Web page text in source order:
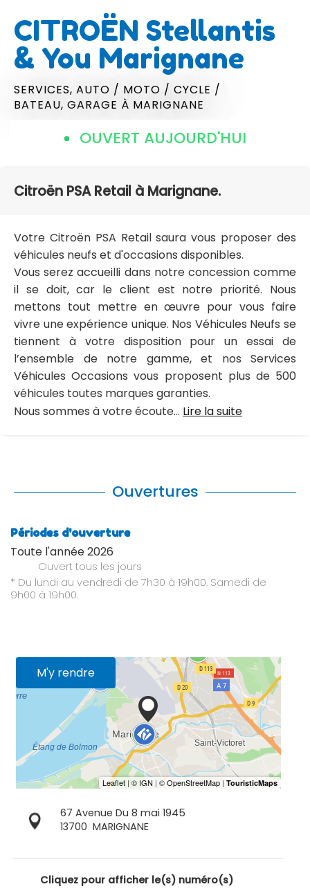
CITROËN Stellantis
& You Marignane
SERVICES, AUTO / MOTO / CYCLE /
BATEAU, GARAGE À MARIGNANE
OUVERT AUJOURD'HUI
Citroën PSA Retail à Marignane.
Votre Citroën PSA Retail saura vous proposer des
véhicules neufs et d'occasions disponibles.
Vous serez accueilli dans notre concession comme
il se doit, car le client est notre priorité. Nous
mettons tout mettre en œuvre pour vous faire
vivre une expérience unique. Nos Véhicules Neufs se
tiennent à votre disposition pour un essai de
l’ensemble de notre gamme, et nos Services
Véhicules Occasions vous proposent plus de 500
véhicules toutes marques garanties.
Nous sommes à votre écoute... Lire la suite
Ouvertures
Périodes d'ouverture
Toute l'année 2026
Ouvert tous les jours
* Du lundi au vendredi de 7h30 à 19h00. Samedi de
9h00 à 19h00.
M'y rendre
67 Avenue Du 8 mai 1945
13700 MARIGNANE
Cliquez pour afficher le(s) numéro(s)